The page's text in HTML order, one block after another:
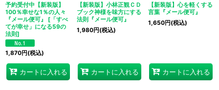
予約受付中【新装版】
100％幸せな1％の人々
『メール便可』
[ 「すべ
てが幸せ」になる59の
法則]
1,870円(税込)
カートに入れる
【新装版】小林正観ＣＤ
ブック神様を味方にする
法則『メール便可』
1,980円(税込)
カートに入れる
【新装版】心を軽くする
言葉『メール便可』
1,650円(税込)
カートに入れる